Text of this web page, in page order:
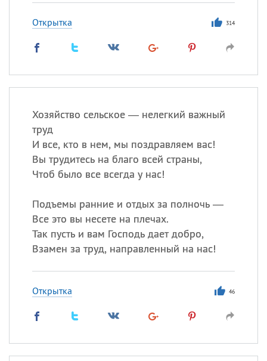
Открытка 314
Хозяйство сельское — нелегкий важный
труд
И все, кто в нем, мы поздравляем вас!
Вы трудитесь на благо всей страны,
Чтоб было все всегда у нас!
Подъемы ранние и отдых за полночь —
Все это вы несете на плечах.
Так пусть и вам Господь дает добро,
Взамен за труд, направленный на нас!
Открытка 46